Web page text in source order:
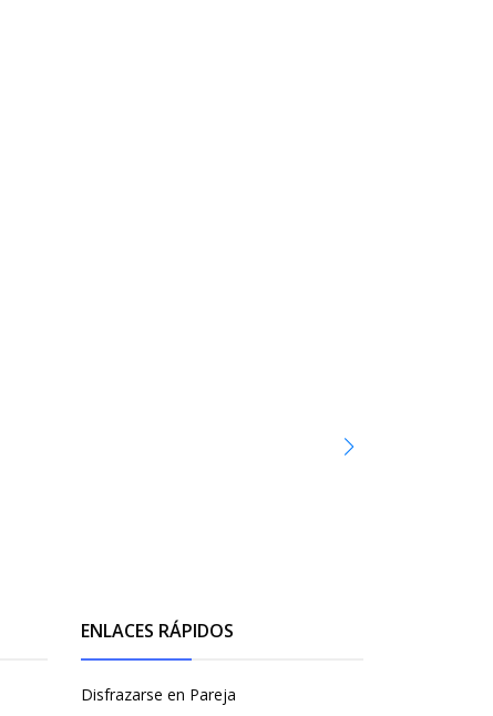
ENLACES RÁPIDOS
Disfrazarse en Pareja